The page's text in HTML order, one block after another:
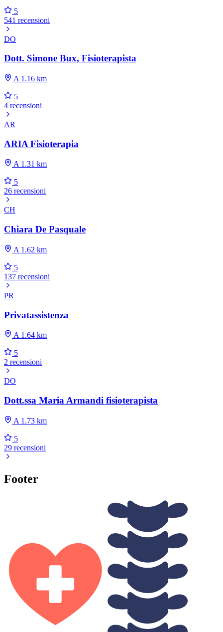
5
541 recensioni
DO
Dott. Simone Bux, Fisioterapista
A 1.16 km
5
4 recensioni
AR
ARIA Fisioterapia
A 1.31 km
5
26 recensioni
CH
Chiara De Pasquale
A 1.62 km
5
137 recensioni
PR
Privatassistenza
A 1.64 km
5
2 recensioni
DO
Dott.ssa Maria Armandi fisioterapista
A 1.73 km
5
29 recensioni
Footer